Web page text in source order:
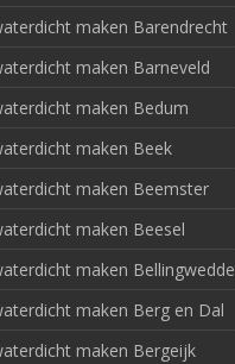
maken Barendrecht
maken Barneveld
maken Bedum
maken Beek
maken Beemster
maken Beesel
maken Bellingwedde
maken Berg en Dal
maken Bergeijk